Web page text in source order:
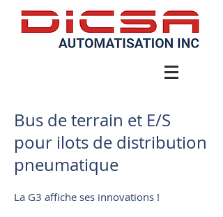
Bus de terrain et E/S
pour ilots de distribution
pneumatique
La G3 affiche ses innovations !